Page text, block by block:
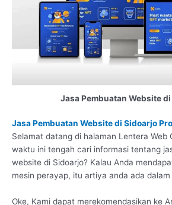
Jasa Pembuatan Website
Jasa Pembuatan Website di Sidoarjo
Selamat datang di halaman Lentera Web
waktu ini tengah cari informasi tentang
website di Sidoarjo? Kalau Anda
mesin perayap, itu artiya anda ada
Oke, Kami dapat merekomendasikan ke